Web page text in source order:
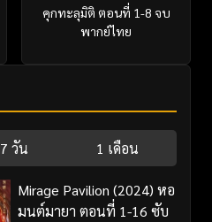
คุกทะลุมิติ ตอนที่ 1-8 จบ
พากย์ไทย
7 วัน 1 เดือน
Mirage Pavilion (2024) หอ
มนต์มายา ตอนที่ 1-16 ซับ